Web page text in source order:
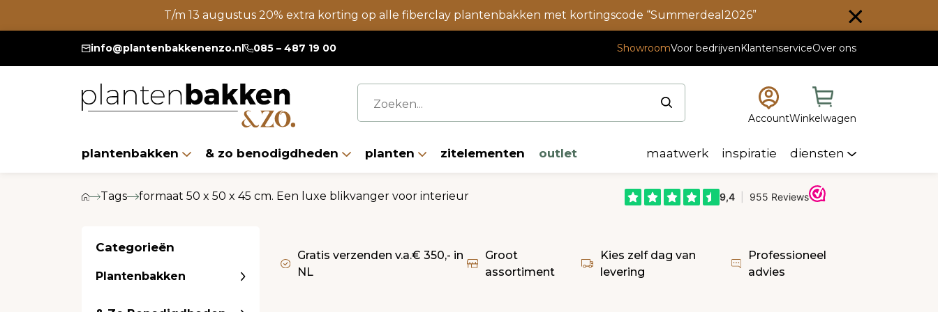
T/m 13 augustus 20% extra korting op alle fiberclay plantenbakken met kortingscode “Summerdeal2026”
info@plantenbakkenenzo.nl 085 – 487 19 00 ShowroomVoor bedrijvenKlantenserviceOver ons
AccountWinkelwagen
plantenbakken & zo benodigdheden planten zitelementen outlet maatwerk inspiratie diensten
Tags formaat 50 x 50 x 45 cm. Een luxe blikvanger voor interieur
Categorieën
Plantenbakken
Gratis verzenden v.a.€ 350,- in
NL
Groot
assortiment
Kies zelf dag van
levering
Professioneel
advies